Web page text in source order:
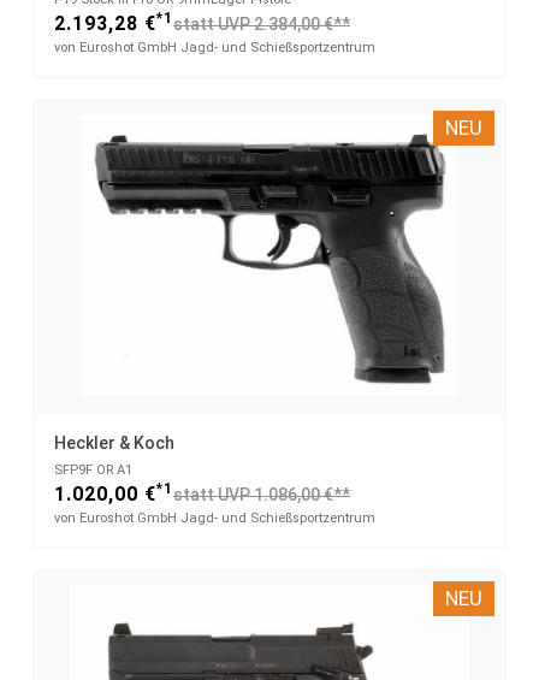
2.193,28 €*1 statt UVP 2.384,00 €**
von Euroshot GmbH Jagd- und Schießsportzentrum
NEU
Heckler & Koch
SFP9F OR A1
1.020,00 €*1 statt UVP 1.086,00 €**
von Euroshot GmbH Jagd- und Schießsportzentrum
NEU